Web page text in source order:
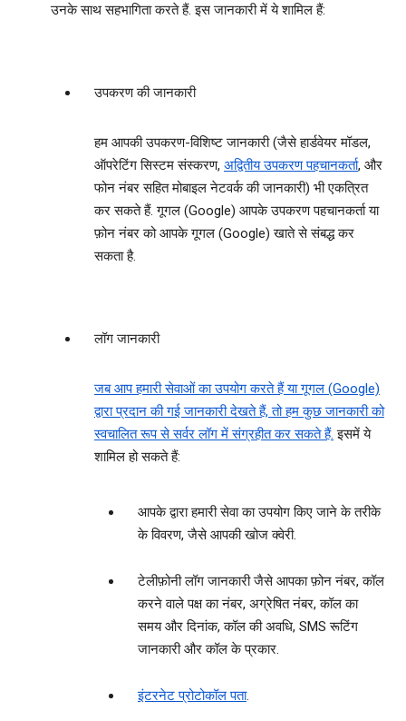
उनके साथ सहभागिता करते हैं. इस जानकारी में ये शामिल हैं:
उपकरण की जानकारी
हम आपकी उपकरण-विशिष्ट जानकारी (जैसे हार्डवेयर मॉडल,
ऑपरेटिंग सिस्‍टम संस्‍करण, अद्वितीय उपकरण पहचानकर्ता, और
फोन नंबर सहित मोबाइल नेटवर्क की जानकारी) भी एकत्रित
कर सकते हैं. गूगल (Google) आपके उपकरण पहचानकर्ता या
फ़ोन नंबर को आपके गूगल (Google) खाते से संबद्ध कर
सकता है.
लॉग जानकारी
जब आप हमारी सेवाओं का उपयोग करते हैं या गूगल (Google)
द्वारा प्रदान की गई जानकारी देखते हैं, तो हम कुछ जानकारी को
स्‍वचालित रूप से सर्वर लॉग में संग्रहीत कर सकते हैं. इसमें ये
शामिल हो सकते हैं:
आपके द्वारा हमारी सेवा का उपयोग किए जाने के तरीके
के विवरण, जैसे आपकी खोज क्‍वेरी.
टेलीफ़ोनी लॉग जानकारी जैसे आपका फ़ोन नंबर, कॉल
करने वाले पक्ष का नंबर, अग्रेषित नंबर, कॉल का
समय और दिनांक, कॉल की अवधि, SMS रूटिंग
जानकारी और कॉल के प्रकार.
इंटरनेट प्रोटोकॉल पता.